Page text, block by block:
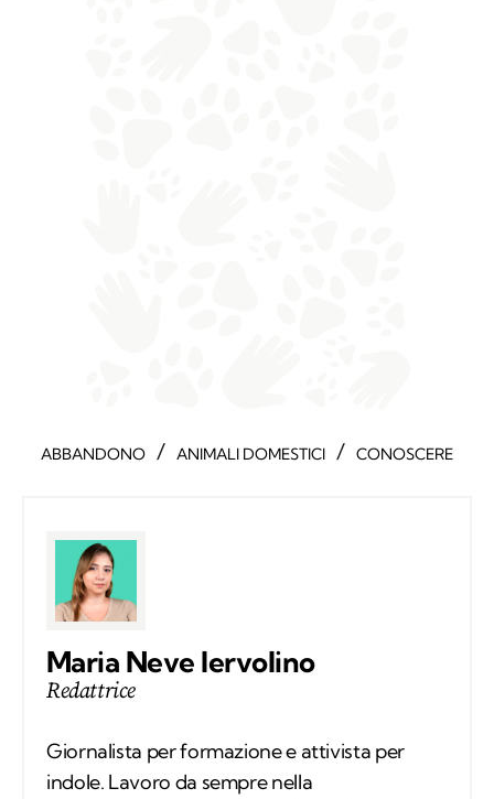
ABBANDONO / ANIMALI DOMESTICI / CONOSCERE
Maria Neve Iervolino
Redattrice
Giornalista per formazione e attivista per
indole. Lavoro da sempre nella